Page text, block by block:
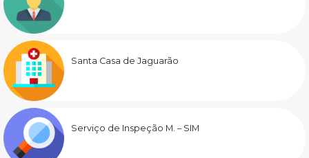
Santa Casa de Jaguarão
Serviço de Inspeção M. – SIM